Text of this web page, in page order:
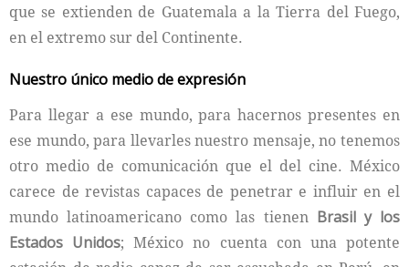
que se extienden de Guatemala a la Tierra del Fuego,
en el extremo sur del Continente.
Nuestro único medio de expresión
Para llegar a ese mundo, para hacernos presentes en
ese mundo, para llevarles nuestro mensaje, no tenemos
otro medio de comunicación que el del cine. México
carece de revistas capaces de penetrar e influir en el
mundo latinoamericano como las tienenBrasil y los
Estados Unidos; México no cuenta con una potente